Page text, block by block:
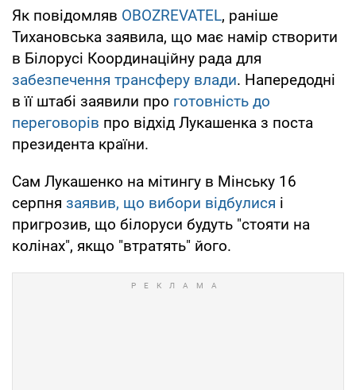
Як повідомляв OBOZREVATEL, раніше
Тихановська заявила, що має намір створити
в Білорусі Координаційну рада для
забезпечення трансферу влади. Напередодні
в її штабі заявили про готовність до
переговорів про відхід Лукашенка з поста
президента країни.
Сам Лукашенко на мітингу в Мінську 16
серпня заявив, що вибори відбулися і
пригрозив, що білоруси будуть "стояти на
колінах", якщо "втратять" його.